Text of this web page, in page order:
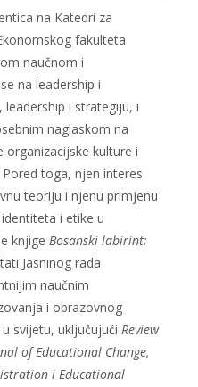
na Katedri za
fakulteta
naučnom i
na leadership i
i strategiju, i
naglaskom na
organizacijske kulture i
toga, njen interes
teoriju i njenu primjenu
i etike u
knjige Bosanski labirint:
Jasninog rada
naučnim
i obrazovnog
svijetu, uključujući Review
of Educational Change,
i Educational